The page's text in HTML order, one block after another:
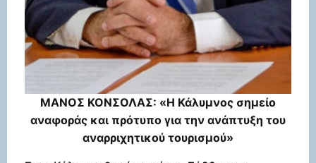
ΜΑΝΟΣ ΚΟΝΣΟΛΑΣ: «Η Κάλυμνος σημείο
αναφοράς και πρότυπο για την ανάπτυξη του
αναρριχητικού τουρισμού»